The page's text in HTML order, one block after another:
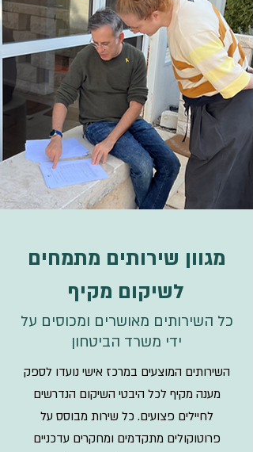
מגוון שירותים מתמחים
לשיקום מקיף
כל השירותים מאושרים ומכוסים על
ידי משרד הביטחון
השירותים המוצעים במרכז אישי נועדו לספק
מענה מקיף לכל היבטי השיקום הנדרשים
לחיילים פצועים. כל שירות מבוסס על
פרוטוקולים מתקדמים ומחקרים עדכניים